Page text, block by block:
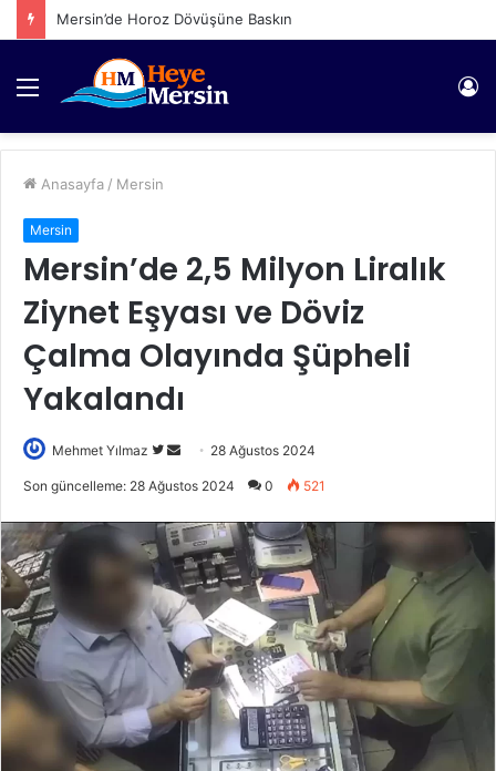
Mersin’de Horoz Dövüşüne Baskın
Menü
Anasayfa / Mersin
Mersin
Mersin’de 2,5 Milyon Liralık
Ziynet Eşyası ve Döviz
Çalma Olayında Şüpheli
Yakalandı
Mehmet Yılmaz
Twitter'da
Bir
göndermek
28 Ağustos 2024
Son güncelleme: 28 Ağustos 2024 0 521